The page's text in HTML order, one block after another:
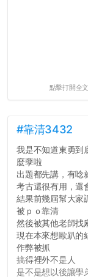
點擊打開全文
#靠清3432
我是不知道東勇到
麼孽啦
出題都先講，有唸
考古還很有用，還
結果前幾屆幫大家
被ｐｏ靠清
然後被其他老師找
現在本來想歐趴的
作弊被抓
搞得裡外不是人
是不是想以後讓學